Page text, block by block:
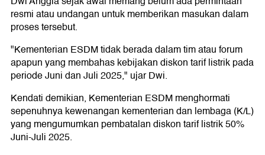
resmi atau undangan untuk memberikan masukan dalam
proses tersebut.
"Kementerian ESDM tidak berada dalam tim atau forum
apapun yang membahas kebijakan diskon tarif listrik pada
periode Juni dan Juli 2025," ujar Dwi.
Kendati demikian, Kementerian ESDM menghormati
sepenuhnya kewenangan kementerian dan lembaga (K/L)
yang mengumumkan pembatalan diskon tarif listrik 50%
Juni-Juli 2025.